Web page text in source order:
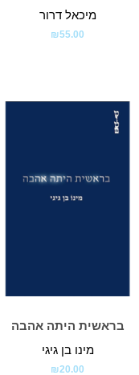
מיכאל דרור
₪55.00
בראשית היתה אהבה
מינו בן גיגי
₪20.00